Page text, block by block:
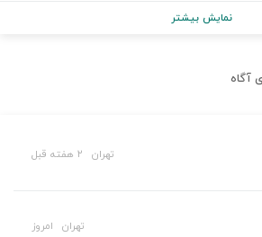
نمایش بیشتر
آگاه
تهران ۲ هفته قبل
تهران امروز